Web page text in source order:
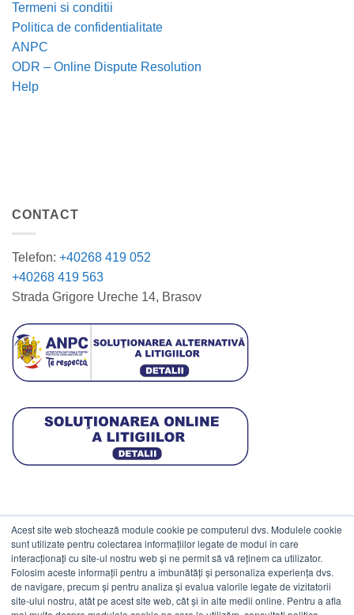
Acest site web stochează module cookie pe computerul dvs. Modulele cookie
sunt utilizate pentru colectarea informațiilor legate de modul în care
interacționați cu site-ul nostru web și ne permit să vă reținem ca utilizator.
Folosim aceste informații pentru a îmbunătăți și personaliza experiența dvs.
de navigare, precum și pentru analiza și evalua valorile legate de vizitatorii
site-ului nostru, atât pe acest site web, cât și în alte medii online. Pentru a afla
Termeni si conditii
Politica de confidentialitate
ANPC
ODR – Online Dispute Resolution
Help
CONTACT
Telefon: +40268 419 052
+40268 419 563
Strada Grigore Ureche 14, Brasov
DATE COMERCIALE
ESTICO S.R.L.
CIF: RO1094402.